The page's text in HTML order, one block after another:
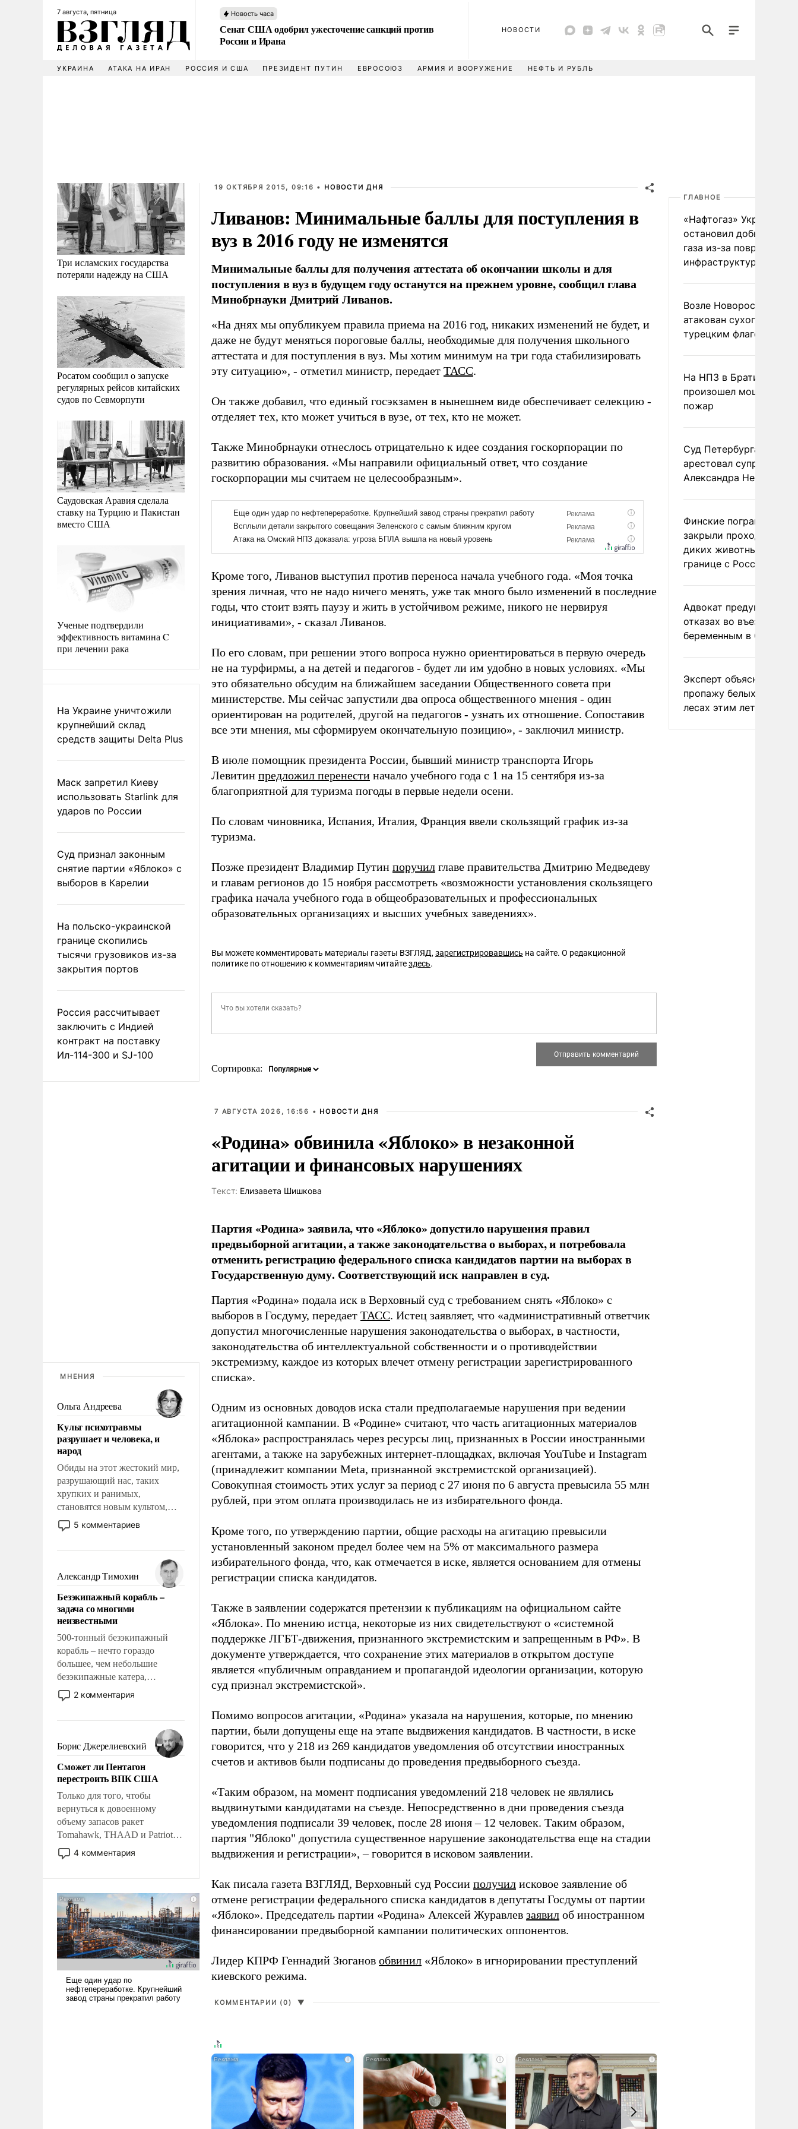
7 августа, пятница Новость часа
Сенат США одобрил ужесточение санкций против
России и Ирана
НОВОСТИ
УКРАИНА АТАКА НА ИРАН РОССИЯ И США ПРЕЗИДЕНТ ПУТИН ЕВРОСОЮЗ АРМИЯ И ВООРУЖЕНИЕ НЕФТЬ И РУБЛЬ
Три исламских государства
потеряли надежду на США
Росатом сообщил о запуске
регулярных рейсов китайских
судов по Севморпути
Саудовская Аравия сделала
ставку на Турцию и Пакистан
вместо США
Ученые подтвердили
эффективность витамина C
при лечении рака
На Украине уничтожили
крупнейший склад
средств защиты Delta Plus
Маск запретил Киеву
использовать Starlink для
ударов по России
Суд признал законным
снятие партии «Яблоко» с
выборов в Карелии
На польско-украинской
границе скопились
тысячи грузовиков из-за
закрытия портов
Россия рассчитывает
заключить с Индией
контракт на поставку
Ил-114-300 и SJ-100
МНЕНИЯ
Ольга Андреева
Культ психотравмы
разрушает и человека, и
народ
Обиды на этот жестокий мир,
разрушающий нас, таких
хрупких и ранимых,
становятся новым культом,
постепенно вытесняя и
отменяя традиционное
мужественным и твердым под
ударами судьбы, брать на себя
ответственность, помогать
слабым, идти вперед и
адаптироваться.
5 комментариев
Александр Тимохин
Безэкипажный корабль –
задача со многими
неизвестными
500-тонный безэкипажный
корабль – нечто гораздо
большее, чем небольшие
безэкипажные катера,
применение которых уже
стало обыденностью. Задача по
сложна и амбициозна. Однако
и ее реализация радикально
поднимет наши боевые
возможности.
2 комментария
Борис Джерелиевский
Сможет ли Пентагон
перестроить ВПК США
Только для того, чтобы
вернуться к довоенному
объему запасов ракет
Tomahawk, THAAD и Patriot
США потребуется более трех
лет. Даже небольшая война с
Сложившаяся ситуация
означает многолетний период
уязвимости США, например,
перед Китаем.
4 комментария
19 ОКТЯБРЯ 2015, 09:16 • НОВОСТИ ДНЯ
Ливанов: Минимальные баллы для поступления в
вуз в 2016 году не изменятся
Минимальные баллы для получения аттестата об окончании школы и для
поступления в вуз в будущем году останутся на прежнем уровне, сообщил глава
Минобрнауки Дмитрий Ливанов.
«На днях мы опубликуем правила приема на 2016 год, никаких изменений не будет, и
даже не будут меняться пороговые баллы, необходимые для получения школьного
аттестата и для поступления в вуз. Мы хотим минимум на три года стабилизировать
эту ситуацию», - отметил министр, передает ТАСС.
Он также добавил, что единый госэкзамен в нынешнем виде обеспечивает селекцию -
отделяет тех, кто может учиться в вузе, от тех, кто не может.
Также Минобрнауки отнеслось отрицательно к идее создания госкорпорации по
развитию образования. «Мы направили официальный ответ, что создание
госкорпорации мы считаем не целесообразным».
Кроме того, Ливанов выступил против переноса начала учебного года. «Моя точка
зрения личная, что не надо ничего менять, уже так много было изменений в последние
годы, что стоит взять паузу и жить в устойчивом режиме, никого не нервируя
инициативами», - сказал Ливанов.
По его словам, при решении этого вопроса нужно ориентироваться в первую очередь
не на турфирмы, а на детей и педагогов - будет ли им удобно в новых условиях. «Мы
это обязательно обсудим на ближайшем заседании Общественного совета при
министерстве. Мы сейчас запустили два опроса общественного мнения - один
ориентирован на родителей, другой на педагогов - узнать их отношение. Сопоставив
все эти мнения, мы сформируем окончательную позицию», - заключил министр.
В июле помощник президента России, бывший министр транспорта Игорь
Левитин предложил перенести начало учебного года с 1 на 15 сентября из-за
благоприятной для туризма погоды в первые недели осени.
По словам чиновника, Испания, Италия, Франция ввели скользящий график из-за
туризма.
Позже президент Владимир Путин поручил главе правительства Дмитрию Медведеву
и главам регионов до 15 ноября рассмотреть «возможности установления скользящего
графика начала учебного года в общеобразовательных и профессиональных
образовательных организациях и высших учебных заведениях».
Вы можете комментировать материалы газеты ВЗГЛЯД, зарегистрировавшись на сайте. О редакционной
политике по отношению к комментариям читайтездесь.
Сортировка:
7 АВГУСТА 2026, 16:56 • НОВОСТИ ДНЯ
«Родина» обвинила «Яблоко» в незаконной
агитации и финансовых нарушениях
Tекст: Елизавета Шишкова
Партия «Родина» заявила, что «Яблоко» допустило нарушения правил
предвыборной агитации, а также законодательства о выборах, и потребовала
отменить регистрацию федерального списка кандидатов партии на выборах в
Государственную думу. Соответствующий иск направлен в суд.
Партия «Родина» подала иск в Верховный суд с требованием снять «Яблоко» с
выборов в Госдуму, передает ТАСС. Истец заявляет, что «административный ответчик
допустил многочисленные нарушения законодательства о выборах, в частности,
законодательства об интеллектуальной собственности и о противодействии
экстремизму, каждое из которых влечет отмену регистрации зарегистрированного
списка».
Одним из основных доводов иска стали предполагаемые нарушения при ведении
агитационной кампании. В «Родине» считают, что часть агитационных материалов
«Яблока» распространялась через ресурсы лиц, признанных в России иностранными
агентами, а также на зарубежных интернет-площадках, включая YouTube и Instagram
(принадлежит компании Meta, признанной экстремистской организацией).
Совокупная стоимость этих услуг за период с 27 июня по 6 августа превысила 55 млн
рублей, при этом оплата производилась не из избирательного фонда.
Кроме того, по утверждению партии, общие расходы на агитацию превысили
установленный законом предел более чем на 5% от максимального размера
избирательного фонда, что, как отмечается в иске, является основанием для отмены
регистрации списка кандидатов.
Также в заявлении содержатся претензии к публикациям на официальном сайте
«Яблока». По мнению истца, некоторые из них свидетельствуют о «системной
поддержке ЛГБТ-движения, признанного экстремистским и запрещенным в РФ». В
документе утверждается, что сохранение этих материалов в открытом доступе
является «публичным оправданием и пропагандой идеологии организации, которую
суд признал экстремистской».
Помимо вопросов агитации, «Родина» указала на нарушения, которые, по мнению
партии, были допущены еще на этапе выдвижения кандидатов. В частности, в иске
говорится, что у 218 из 269 кандидатов уведомления об отсутствии иностранных
счетов и активов были подписаны до проведения предвыборного съезда.
«Таким образом, на момент подписания уведомлений 218 человек не являлись
выдвинутыми кандидатами на съезде. Непосредственно в дни проведения съезда
уведомления подписали 39 человек, после 28 июня – 12 человек. Таким образом,
партия "Яблоко" допустила существенное нарушение законодательства еще на стадии
выдвижения и регистрации», – говорится в исковом заявлении.
Как писала газета ВЗГЛЯД, Верховный суд России получил исковое заявление об
отмене регистрации федерального списка кандидатов в депутаты Госдумы от партии
«Яблоко». Председатель партии «Родина» Алексей Журавлев заявил об иностранном
финансировании предвыборной кампании политических оппонентов.
Лидер КПРФ Геннадий Зюганов обвинил «Яблоко» в игнорировании преступлений
киевского режима.
КОММЕНТАРИИ (0) ▼
i i i
ГЛАВНОЕ
«Нафтогаз» Украины
остановил добычу
газа из-за повреждения
инфраструктуры
Возле Новороссийска
атакован сухогруз под
турецким флагом
На НПЗ в Братиславе
произошел мощный
пожар
Суд Петербурга заочно
арестовал супругу
Александра Невзорова
Финские пограничники
закрыли проходы для
диких животных на
границе с Россией
Адвокат предупредил
отказах во въезде
беременным в США
Эксперт объяснил
пропажу белых грибов
лесах этим летом